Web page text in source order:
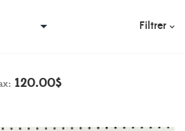
Filtrer
120.00$